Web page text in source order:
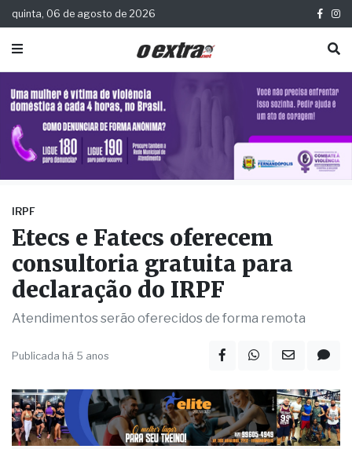
quinta, 06 de agosto de 2026
IRPF
Etecs e Fatecs oferecem
consultoria gratuita para
declaração do IRPF
Atendimentos serão oferecidos de forma remota
Publicada há 5 anos